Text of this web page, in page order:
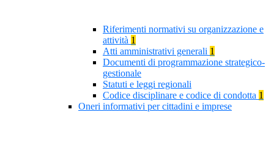
Riferimenti normativi su organizzazione e
attività 1
Atti amministrativi generali 1
Documenti di programmazione strategico-
gestionale
Statuti e leggi regionali
Codice disciplinare e codice di condotta 1
Oneri informativi per cittadini e imprese